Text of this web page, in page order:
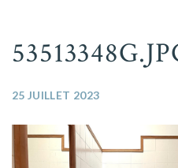
25 JUILLET 2023